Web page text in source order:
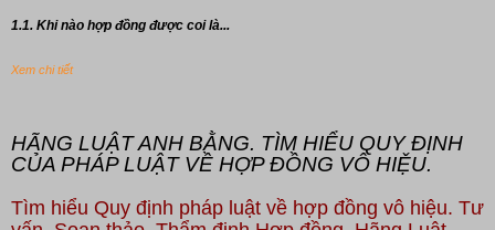
1.1. Khi nào hợp đồng được coi là...
Xem chi tiết
HÃNG LUẬT ANH BẰNG. TÌM HIỂU QUY ĐỊNH
CỦA PHÁP LUẬT VỀ HỢP ĐỒNG VÔ HIỆU.
Tìm hiểu Quy định pháp luật về hợp đồng vô hiệu. Tư